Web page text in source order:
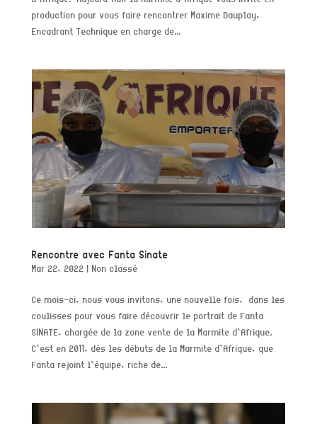
production pour vous faire rencontrer Maxime Dauplay,
Encadrant Technique en charge de...
Rencontre avec Fanta Sinate
Mar 22, 2022 | Non classé
Ce mois-ci, nous vous invitons, une nouvelle fois, dans les
coulisses pour vous faire découvrir le portrait de Fanta
SINATE, chargée de la zone vente de la Marmite d’Afrique.
C’est en 2011, dès les débuts de la Marmite d’Afrique, que
Fanta rejoint l’équipe, riche de...